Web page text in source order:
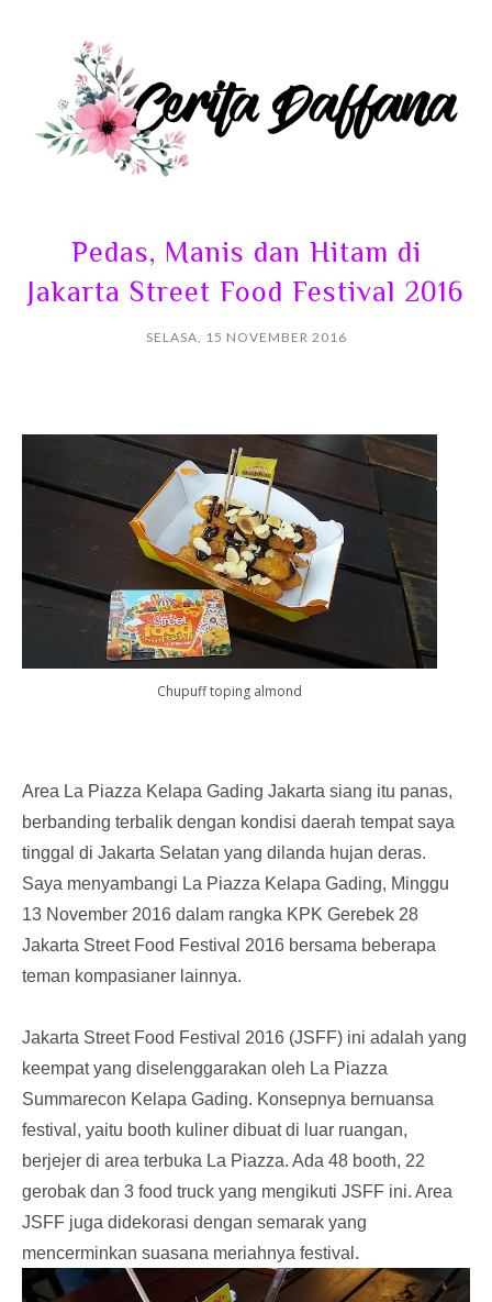
Pedas, Manis dan Hitam di
Jakarta Street Food Festival 2016
SELASA, 15 NOVEMBER 2016
Chupuff toping almond
Area La Piazza Kelapa Gading Jakarta siang itu panas,
berbanding terbalik dengan kondisi daerah tempat saya
tinggal di Jakarta Selatan yang dilanda hujan deras.
Saya menyambangi La Piazza Kelapa Gading, Minggu
13 November 2016 dalam rangka KPK Gerebek 28
Jakarta Street Food Festival 2016 bersama beberapa
teman kompasianer lainnya.
Jakarta Street Food Festival 2016 (JSFF) ini adalah yang
keempat yang diselenggarakan oleh La Piazza
Summarecon Kelapa Gading. Konsepnya bernuansa
festival, yaitu booth kuliner dibuat di luar ruangan,
berjejer di area terbuka La Piazza. Ada 48 booth, 22
gerobak dan 3 food truck yang mengikuti JSFF ini. Area
JSFF juga didekorasi dengan semarak yang
mencerminkan suasana meriahnya festival.